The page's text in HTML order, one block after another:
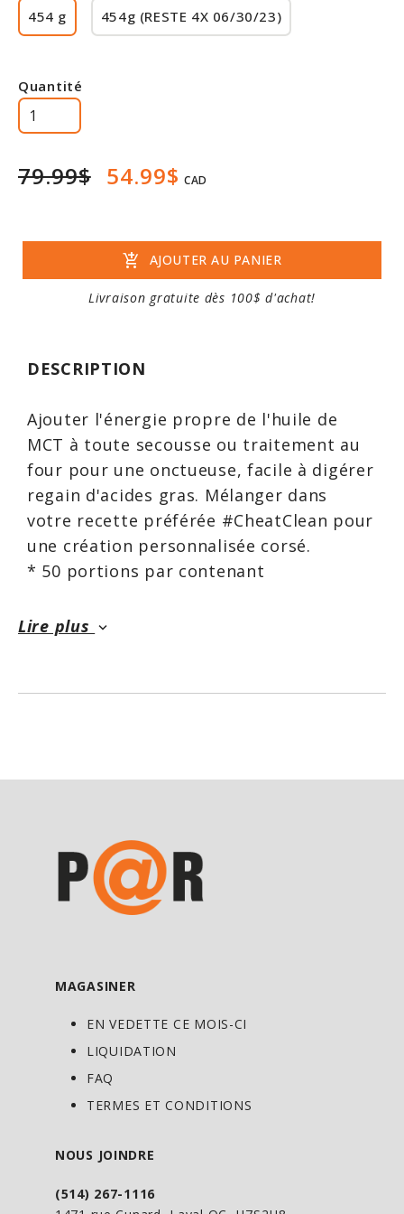
454 g
454g (RESTE 4X 06/30/23)
Quantité
79.99$ 54.99$ CAD
add_shopping_cart AJOUTER AU PANIER
Livraison gratuite dès 100$ d'achat!
DESCRIPTION
Ajouter l'énergie propre de l'huile de
MCT à toute secousse ou traitement au
four pour une onctueuse, facile à digérer
regain d'acides gras. Mélanger dans
votre recette préférée #CheatClean pour
une création personnalisée corsé.
* 50 portions par contenant
Lire plus keyboard_arrow_down
MAGASINER
EN VEDETTE CE MOIS-CI
LIQUIDATION
FAQ
TERMES ET CONDITIONS
NOUS JOINDRE
(514) 267-1116
Rabais